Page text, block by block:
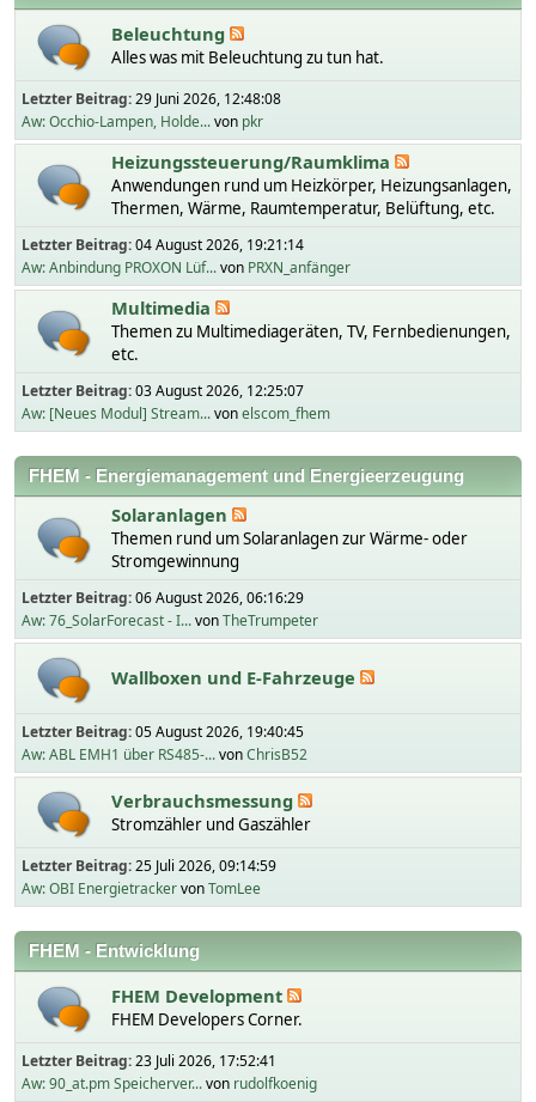
Beleuchtung
Alles was mit Beleuchtung zu tun hat.
Letzter Beitrag:29 Juni 2026, 12:48:08
Aw: Occhio-Lampen, Holde...von pkr
Heizungssteuerung/Raumklima
Anwendungen rund um Heizkörper, Heizungsanlagen,
Thermen, Wärme, Raumtemperatur, Belüftung, etc.
Letzter Beitrag:04 August 2026, 19:21:14
Aw: Anbindung PROXON Lüf...von PRXN_anfänger
Multimedia
Themen zu Multimediageräten, TV, Fernbedienungen,
etc.
Letzter Beitrag:03 August 2026, 12:25:07
Aw: [Neues Modul] Stream...vonelscom_fhem
FHEM - Energiemanagement und Energieerzeugung
Solaranlagen
Themen rund um Solaranlagen zur Wärme- oder
Stromgewinnung
Letzter Beitrag:06 August 2026, 06:16:29
Aw: 76_SolarForecast - I...vonTheTrumpeter
Wallboxen und E-Fahrzeuge
Letzter Beitrag:05 August 2026, 19:40:45
Aw: ABL EMH1 über RS485-...vonChrisB52
Verbrauchsmessung
Stromzähler und Gaszähler
Letzter Beitrag:25 Juli 2026, 09:14:59
Aw: OBI EnergietrackervonTomLee
FHEM - Entwicklung
FHEM Development
FHEM Developers Corner.
Letzter Beitrag:23 Juli 2026, 17:52:41
Aw: 90_at.pm Speicherver...von rudolfkoenig